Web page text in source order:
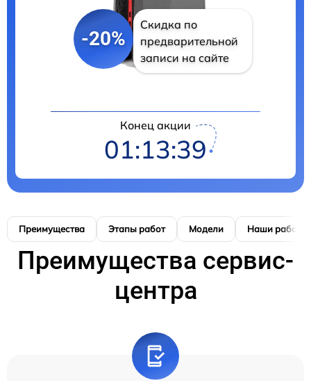
-20%
Скидка по
предварительной
записи на сайте
Конец акции
01:13:39
Преимущества Этапы работ Модели Наши работы
Преимущества сервис-
центра